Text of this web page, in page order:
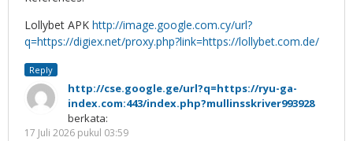
Lollybet APK http://image.google.com.cy/url?
q=https://digiex.net/proxy.php?link=https://lollybet.com.de/
Reply
http://cse.google.ge/url?q=https://ryu-ga-
index.com:443/index.php?mullinsskriver993928
berkata:
17 Juli 2026 pukul 03:59